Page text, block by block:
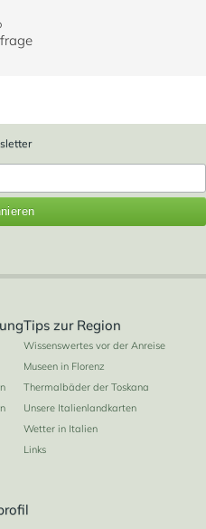
Tips zur Region
Wissenswertes vor der Anreise
Museen in Florenz
Thermalbäder der Toskana
Unsere Italienlandkarten
Wetter in Italien
Links